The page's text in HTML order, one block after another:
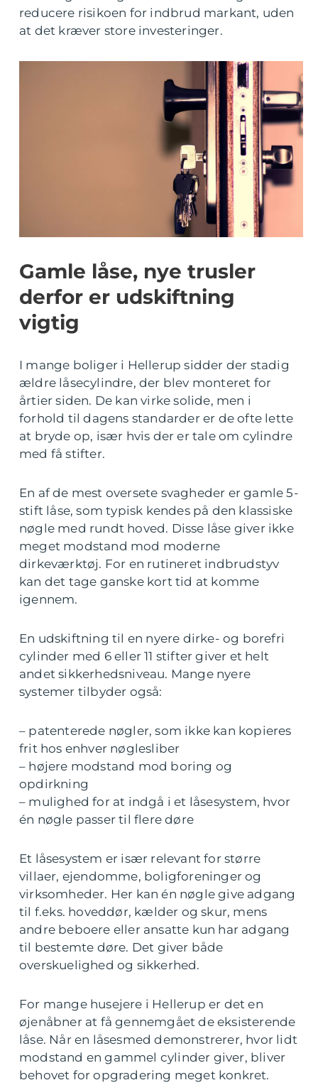
reducere risikoen for indbrud markant, uden
at det kræver store investeringer.
Gamle låse, nye trusler
derfor er udskiftning
vigtig
I mange boliger i Hellerup sidder der stadig
ældre låsecylindre, der blev monteret for
årtier siden. De kan virke solide, men i
forhold til dagens standarder er de ofte lette
at bryde op, især hvis der er tale om cylindre
med få stifter.
En af de mest oversete svagheder er gamle 5-
stift låse, som typisk kendes på den klassiske
nøgle med rundt hoved. Disse låse giver ikke
meget modstand mod moderne
dirkeværktøj. For en rutineret indbrudstyv
kan det tage ganske kort tid at komme
igennem.
En udskiftning til en nyere dirke- og borefri
cylinder med 6 eller 11 stifter giver et helt
andet sikkerhedsniveau. Mange nyere
systemer tilbyder også:
– patenterede nøgler, som ikke kan kopieres
frit hos enhver nøglesliber
– højere modstand mod boring og
opdirkning
– mulighed for at indgå i et låsesystem, hvor
én nøgle passer til flere døre
Et låsesystem er især relevant for større
villaer, ejendomme, boligforeninger og
virksomheder. Her kan én nøgle give adgang
til f.eks. hoveddør, kælder og skur, mens
andre beboere eller ansatte kun har adgang
til bestemte døre. Det giver både
overskuelighed og sikkerhed.
For mange husejere i Hellerup er det en
øjenåbner at få gennemgået de eksisterende
låse. Når en låsesmed demonstrerer, hvor lidt
modstand en gammel cylinder giver, bliver
behovet for opgradering meget konkret.